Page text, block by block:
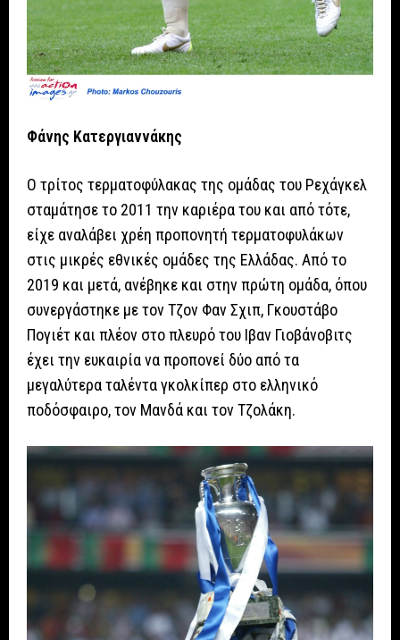
Φάνης Κατεργιαννάκης
Ο τρίτος τερματοφύλακας της ομάδας του Ρεχάγκελ
σταμάτησε το 2011 την καριέρα του και από τότε,
είχε αναλάβει χρέη προπονητή τερματοφυλάκων
στις μικρές εθνικές ομάδες της Ελλάδας. Από το
2019 και μετά, ανέβηκε και στην πρώτη ομάδα, όπου
συνεργάστηκε με τον Τζον Φαν Σχιπ, Γκουστάβο
Πογιέτ και πλέον στο πλευρό του Ιβαν Γιοβάνοβιτς
έχει την ευκαιρία να προπονεί δύο από τα
μεγαλύτερα ταλέντα γκολκίπερ στο ελληνικό
ποδόσφαιρο, τον Μανδά και τον Τζολάκη.